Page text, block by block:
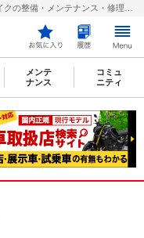
メンテ
ナンス
コミュ
ニティ